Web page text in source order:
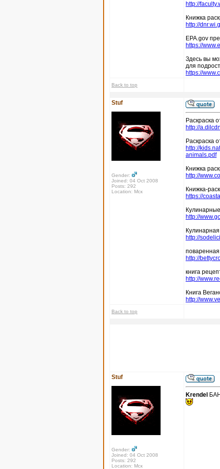
http://
Книжка
http://
EPA.gov
https://
Здесь вы
для
https://
Back to top
Stuf
Gender:
Joined: 04 Oct 2008
Posts: 292
Location: Мск
Раскраска
http://
Раскраска
http://
animals.pdf
Книжка
http://
Книжка-
https://
http://
http://
http://
книга
http://
Книга
http://
Back to top
Stuf
Gender:
Joined: 04 Oct 2008
Posts: 292
Location: Мск
Krendel